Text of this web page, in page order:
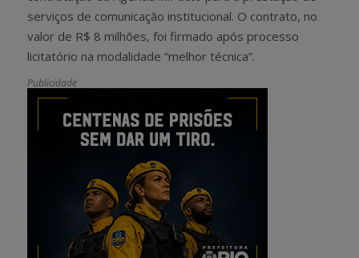
serviços de comunicação institucional. O contrato, no
valor de R$ 8 milhões, foi firmado após processo
licitatório na modalidade “melhor técnica”.
Publicidade